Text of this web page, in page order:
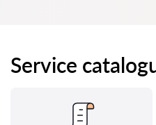
Service